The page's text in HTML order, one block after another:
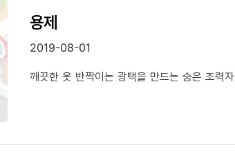
용제
2019-08-01
깨끗한 옷 반짝이는 광택을 만드는 숨은 조력자